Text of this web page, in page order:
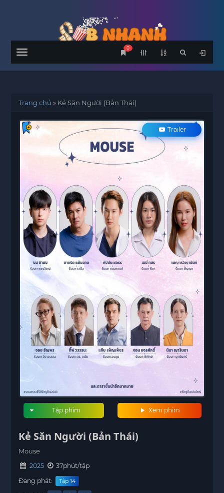
Menu
0
Trang chủ » Kẻ Săn Người (Bản Thái)
Trailer
Xem phim
Tập phim
Kẻ Săn Người (Bản Thái)
Mouse
2025
37phút/tập
Đang phát:
Tập 14